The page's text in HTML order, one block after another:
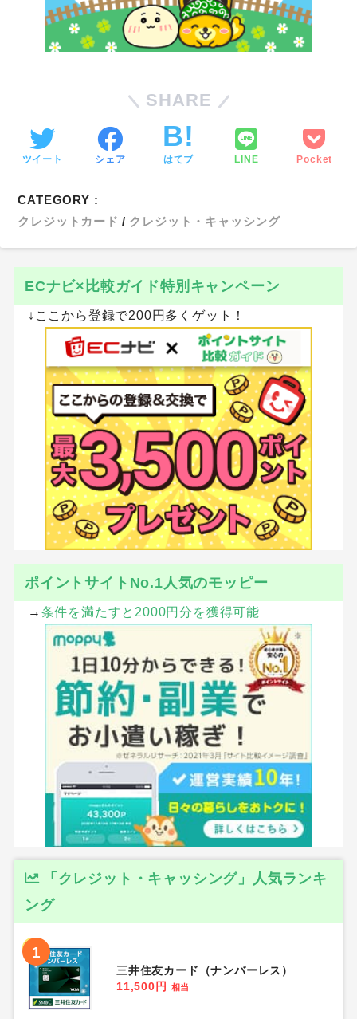
SHARE
ツイート シェア はてブ LINE Pocket
CATEGORY :
クレジットカード
クレジット・キャッシング
ECナビ×比較ガイド特別キャンペーン
↓ここから登録で200円多くゲット！
ポイントサイトNo.1人気のモッピー
→ 条件を満たすと2000円分を獲得可能
「クレジット・キャッシング」人気ランキ
ング
1
三井住友カード（ナンバーレス）
11,500円
相当